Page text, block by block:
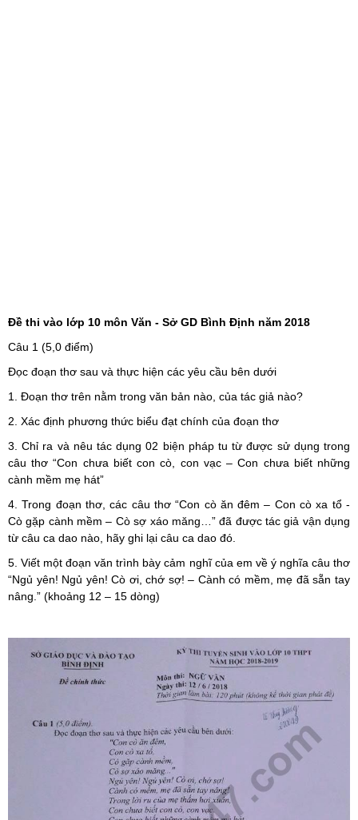
Đề thi vào lớp 10 môn Văn - Sở GD Bình Định năm 2018
Câu 1 (5,0 điểm)
Đọc đoạn thơ sau và thực hiện các yêu cầu bên dưới
1. Đoạn thơ trên nằm trong văn bản nào, của tác giả nào?
2. Xác định phương thức biểu đạt chính của đoạn thơ
3. Chỉ ra và nêu tác dụng 02 biện pháp tu từ được sử dụng trong
câu thơ “Con chưa biết con cò, con vạc – Con chưa biết những
cành mềm mẹ hát”
4. Trong đoạn thơ, các câu thơ “Con cò ăn đêm – Con cò xa tổ -
Cò gặp cành mềm – Cò sợ xáo măng…” đã được tác giả vận dụng
từ câu ca dao nào, hãy ghi lại câu ca dao đó.
5. Viết một đoạn văn trình bày cảm nghĩ của em về ý nghĩa câu thơ
“Ngủ yên! Ngủ yên! Cò ơi, chớ sợ! – Cành có mềm, mẹ đã sẵn tay
nâng.” (khoảng 12 – 15 dòng)